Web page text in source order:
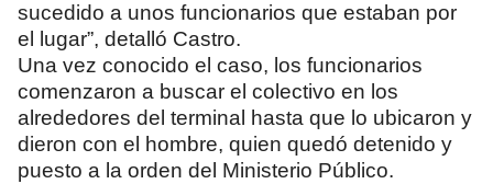
sucedido a unos funcionarios que estaban por
el lugar”, detalló Castro.
Una vez conocido el caso, los funcionarios
comenzaron a buscar el colectivo en los
alrededores del terminal hasta que lo ubicaron y
dieron con el hombre, quien quedó detenido y
puesto a la orden del Ministerio Público.